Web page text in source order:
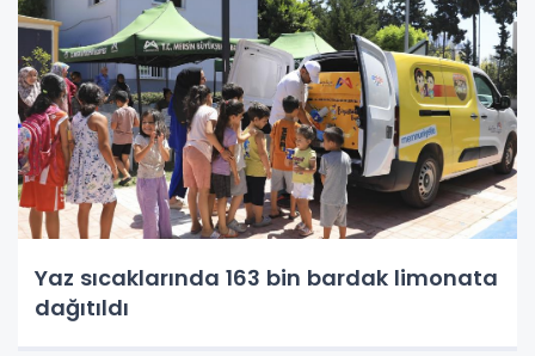
Yaz sıcaklarında 163 bin bardak limonata
dağıtıldı